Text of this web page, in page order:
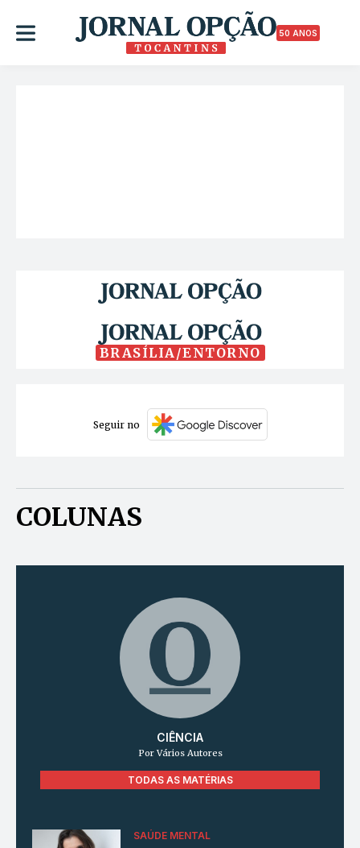
50 ANOS
BRASÍLIA/ENTORNO
Seguir no
COLUNAS
CIÊNCIA
Por Vários Autores
TODAS AS MATÉRIAS
SAÚDE MENTAL